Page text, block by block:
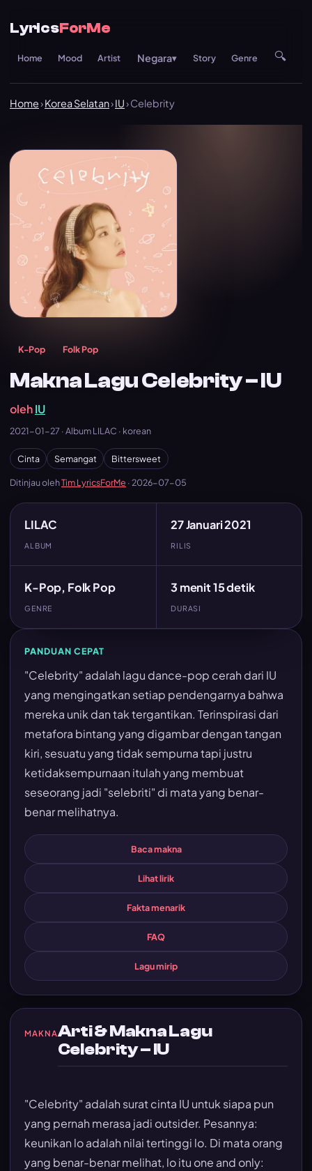
LyricsForMe
Home Mood Artist Negara▾ Story Genre 🔍
Home›Korea Selatan›IU› Celebrity
K-Pop Folk Pop
Makna Lagu Celebrity – IU
olehIU
2021-01-27 · Album LILAC · korean
Cinta Semangat Bittersweet
Ditinjau olehTim LyricsForMe ·2026-07-05
LILAC
ALBUM
27 Januari 2021
RILIS
K-Pop, Folk Pop
GENRE
3 menit 15 detik
DURASI
PANDUAN CEPAT
"Celebrity" adalah lagu dance-pop cerah dari IU
yang mengingatkan setiap pendengarnya bahwa
mereka unik dan tak tergantikan. Terinspirasi dari
metafora bintang yang digambar dengan tangan
kiri, sesuatu yang tidak sempurna tapi justru
ketidaksempurnaan itulah yang membuat
seseorang jadi "selebriti" di mata yang benar-
benar melihatnya.
Baca makna
Lihat lirik
Fakta menarik
FAQ
Lagu mirip
MAKNAArti & Makna Lagu
Celebrity – IU
"Celebrity" adalah surat cinta IU untuk siapa pun
yang pernah merasa jadi outsider. Pesannya:
keunikan lo adalah nilai tertinggi lo. Di mata orang
yang benar-benar melihat, lo itu one and only: